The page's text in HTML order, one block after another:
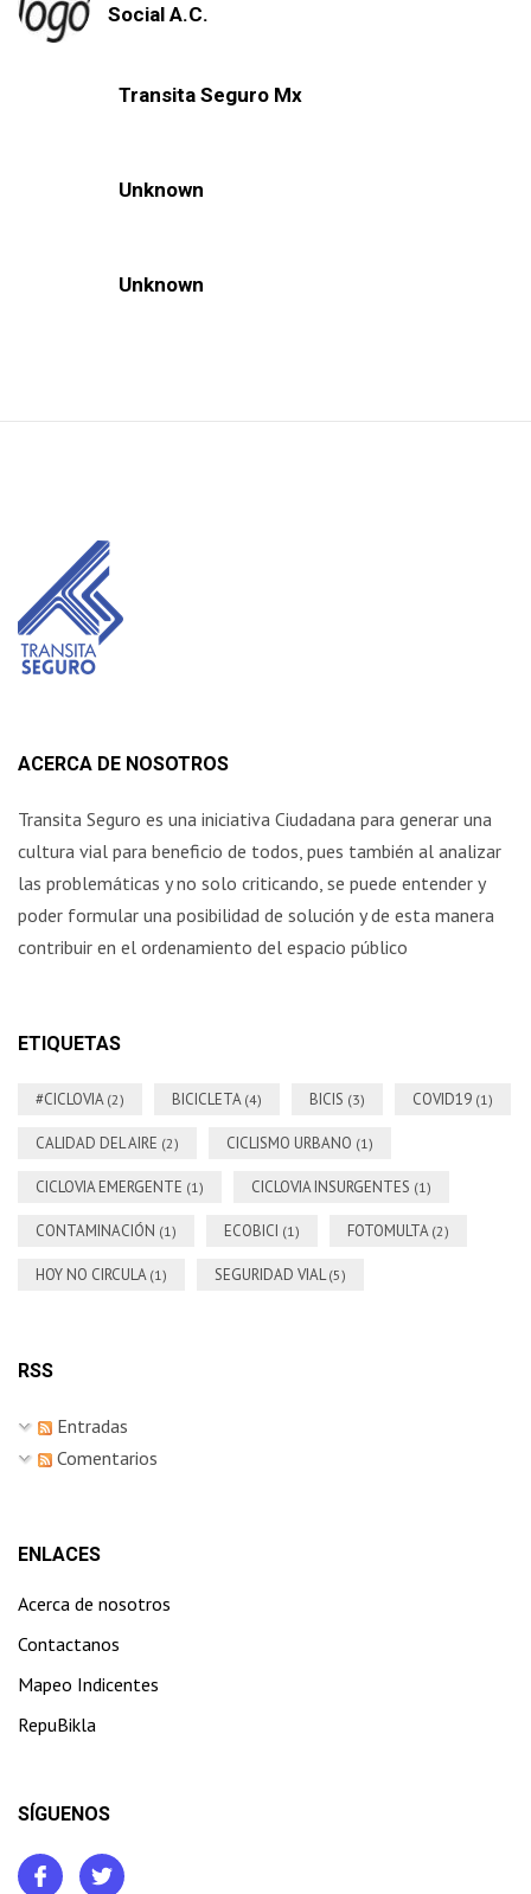
Social A.C.
Transita Seguro Mx
Unknown
Unknown
ACERCA DE NOSOTROS
Transita Seguro es una iniciativa Ciudadana para generar una
cultura vial para beneficio de todos, pues también al analizar
las problemáticas y no solo criticando, se puede entender y
poder formular una posibilidad de solución y de esta manera
contribuir en el ordenamiento del espacio público
ETIQUETAS
#CICLOVIA (2) BICICLETA (4) BICIS (3) COVID19 (1)
CALIDAD DEL AIRE (2) CICLISMO URBANO (1)
CICLOVIA EMERGENTE (1) CICLOVIA INSURGENTES (1)
CONTAMINACIÓN (1) ECOBICI (1) FOTOMULTA (2)
HOY NO CIRCULA (1) SEGURIDAD VIAL(5)
RSS
Entradas
Comentarios
ENLACES
Acerca de nosotros
Contactanos
Mapeo Indicentes
RepuBikla
SÍGUENOS